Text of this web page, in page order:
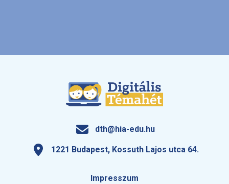
dth@hia-edu.hu
1221 Budapest, Kossuth Lajos utca 64.
Impresszum